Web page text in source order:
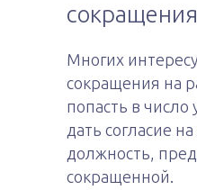
Многих
сокращения на
попасть в число
дать согласие
должность,
сокращенной.